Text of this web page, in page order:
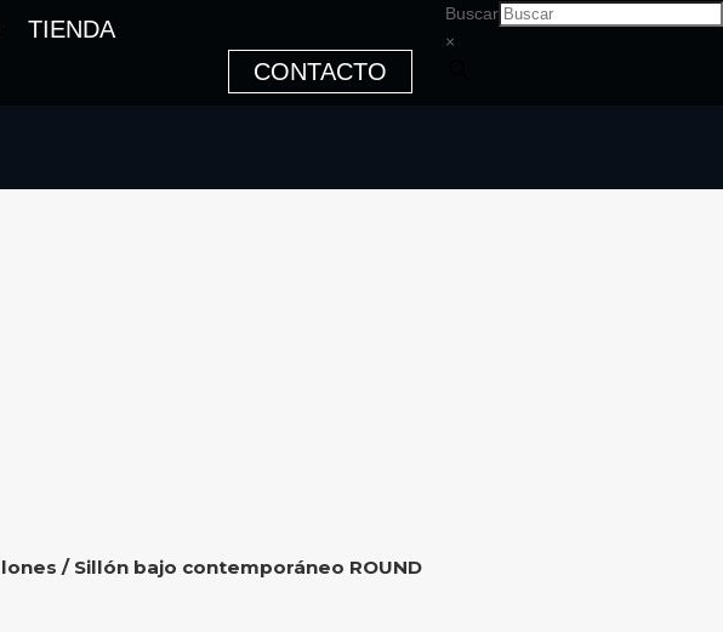
TIENDA
CONTACTO
Buscar
×
/ Sillón bajo contemporáneo ROUND